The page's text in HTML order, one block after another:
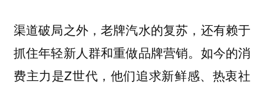
渠道破局之外，老牌汽水的复苏，还有赖于
抓住年轻新人群和重做品牌营销。如今的消
费主力是Z世代，他们追求新鲜感、热衷社